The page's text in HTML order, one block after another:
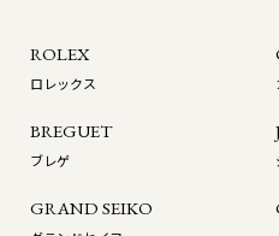
ROLEX
ロレックス
BREGUET
ブレゲ
GRAND SEIKO